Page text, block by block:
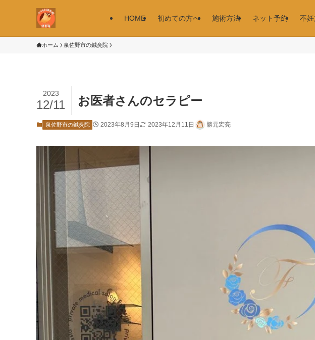
HOME 初めての方へ 施術方法 ネット予約 不
ホーム 泉佐野市の鍼灸院
お医者さんのセラピー
2023
12/11
泉佐野市の鍼灸院 2023年8月9日 2023年12月11日 勝元宏亮